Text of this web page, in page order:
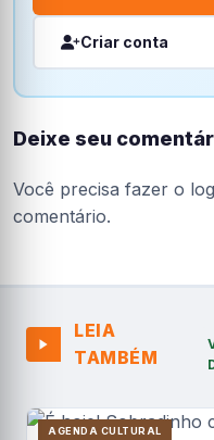
Criar conta
Deixe seu
Você precisa fazer o
comentário.
LEIA
TAMBÉM
AGENDA CULTURAL